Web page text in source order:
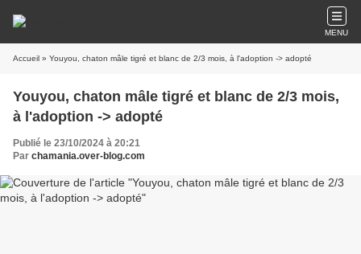
MENU
Accueil » Youyou, chaton mâle tigré et blanc de 2/3 mois, à l'adoption -> adopté
Youyou, chaton mâle tigré et blanc de 2/3 mois,
à l'adoption -> adopté
Publié le 23/10/2024 à 20:21
Par chamania.over-blog.com